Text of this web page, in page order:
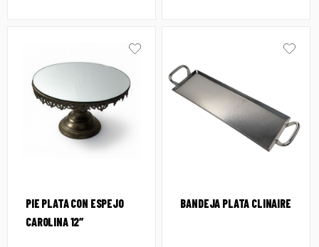
PIE PLATA CON ESPEJO
CAROLINA 12″
BANDEJA PLATA CLINAIRE